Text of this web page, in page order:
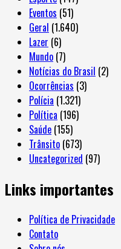
Eventos (51)
Geral (1.640)
Lazer (6)
Mundo (7)
Notícias do Brasil (2)
Ocorrências (3)
Polícia (1.321)
Política (196)
Saúde (155)
Trânsito (673)
Uncategorized (97)
Links importantes
Política de Privacidade
Contato